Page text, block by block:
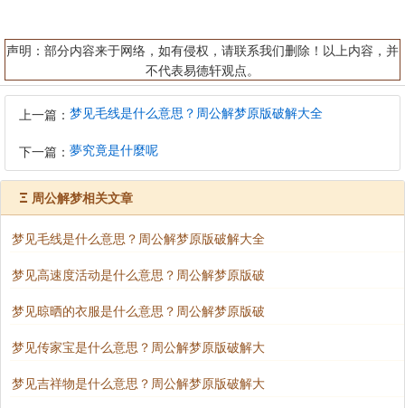
声明：部分内容来于网络，如有侵权，请联系我们删除！以上内容，并
不代表易德轩观点。
上一篇： 梦见毛线是什么意思？周公解梦原版破解大全
下一篇： 夢究竟是什麼呢
Ξ 周公解梦相关文章
梦见毛线是什么意思？周公解梦原版破解大全
梦见高速度活动是什么意思？周公解梦原版破
梦见晾晒的衣服是什么意思？周公解梦原版破
梦见传家宝是什么意思？周公解梦原版破解大
梦见吉祥物是什么意思？周公解梦原版破解大